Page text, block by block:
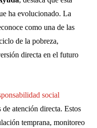
ha evolucionado. La
como una de las
de la pobreza,
directa en el futuro
social
atención directa. Estos
temprana, monitoreo